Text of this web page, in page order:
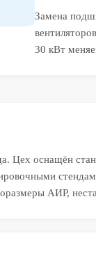
Замена
30 кВт
Цех оснащён
АИР,